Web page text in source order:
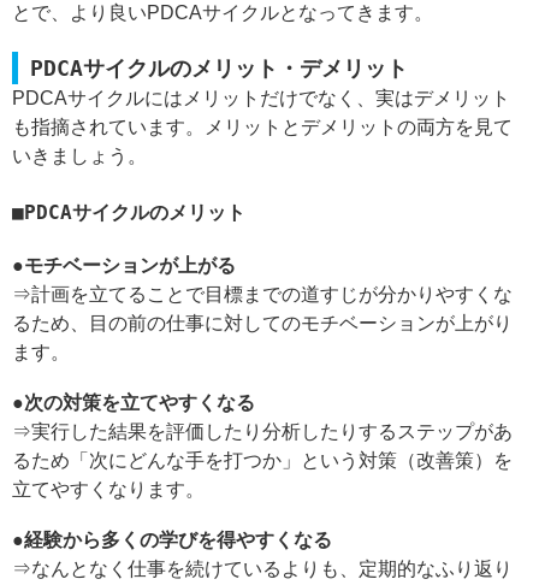
とで、より良いPDCAサイクルとなってきます。
PDCAサイクルのメリット・デメリット
PDCAサイクルにはメリットだけでなく、実はデメリット
も指摘されています。メリットとデメリットの両方を見て
いきましょう。
PDCAサイクルのメリット
●モチベーションが上がる
⇒計画を立てることで目標までの道すじが分かりやすくな
るため、目の前の仕事に対してのモチベーションが上がり
ます。
●次の対策を立てやすくなる
⇒実行した結果を評価したり分析したりするステップがあ
るため「次にどんな手を打つか」という対策（改善策）を
立てやすくなります。
●経験から多くの学びを得やすくなる
⇒なんとなく仕事を続けているよりも、定期的なふり返り